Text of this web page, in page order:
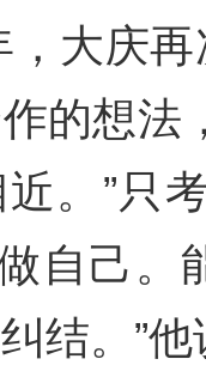
庆再
的想法
。”只
自己
结。”他